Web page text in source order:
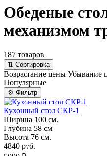
Обеденые
механизмом
187 товаров
⇅ Сортировка
Возрастание цены Убывание
Популярные
⚙ Фильтр
Кухонный стол СКР-1
Ширина 100 см.
Глубина 58 см.
Высота 76 см.
4840 руб.